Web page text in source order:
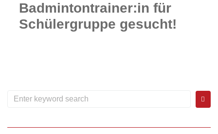
Badmintontrainer:in für
Schülergruppe gesucht!